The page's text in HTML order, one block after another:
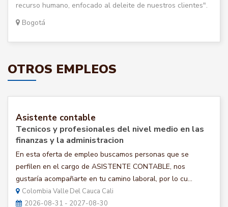
recurso humano, enfocado al deleite de nuestros clientes".
Bogotá
OTROS EMPLEOS
Asistente contable
Tecnicos y profesionales del nivel medio en las
finanzas y la administracion
En esta oferta de empleo buscamos personas que se
perfilen en el cargo de ASISTENTE CONTABLE, nos
gustaría acompañarte en tu camino laboral, por lo cu...
Colombia Valle Del Cauca Cali
2026-08-31 - 2027-08-30